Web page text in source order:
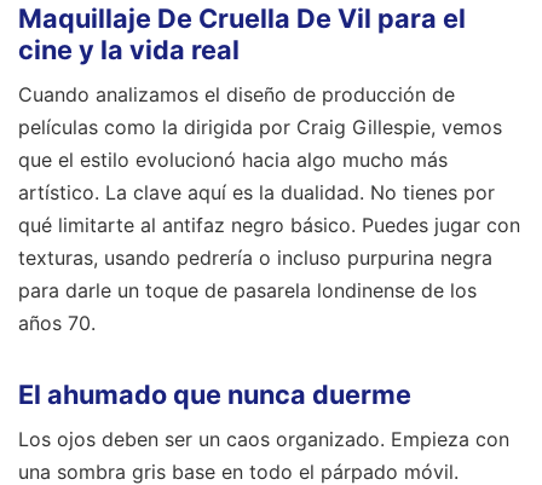
Maquillaje De Cruella De Vil para el
cine y la vida real
Cuando analizamos el diseño de producción de
películas como la dirigida por Craig Gillespie, vemos
que el estilo evolucionó hacia algo mucho más
artístico. La clave aquí es la dualidad. No tienes por
qué limitarte al antifaz negro básico. Puedes jugar con
texturas, usando pedrería o incluso purpurina negra
para darle un toque de pasarela londinense de los
años 70.
El ahumado que nunca duerme
Los ojos deben ser un caos organizado. Empieza con
una sombra gris base en todo el párpado móvil.